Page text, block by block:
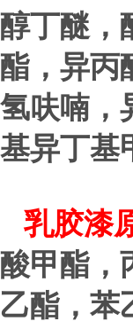
醇丁醚，
酯，异丙
氢呋喃，
基异丁基
乳胶漆
酸甲酯，
乙酯，苯